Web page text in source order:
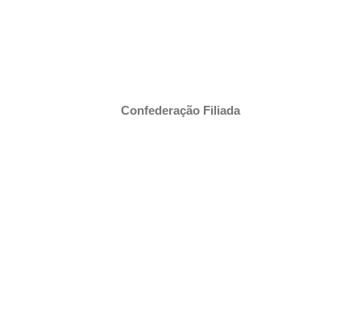
Confederação Filiada